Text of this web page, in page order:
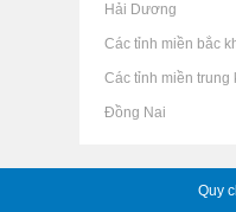
Rao vặt tại Hải Dương
Rao vặt tại Các tỉnh miền bắc
Rao vặt tại Các tỉnh miền trung
Rao vặt tại Đồng Nai
Quy